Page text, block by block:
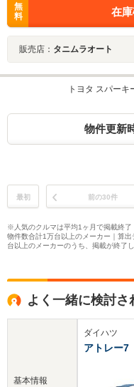
無
料
在
販売店： タニムラオート
トヨタ スパー
物件更新
最初 前の30件
※人気のクルマは平均1ヶ月で掲載終了
物件数合計1万台以上のメーカー｜算
台以上のメーカーのうち、掲載が終了
よく一緒に検討
基本情報
ダイハツ
アトレー7